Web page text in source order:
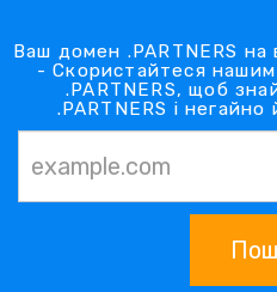
Ваш домен .PARTNERS на
- Скористайтеся
.PARTNERS, щоб
.PARTNERS і